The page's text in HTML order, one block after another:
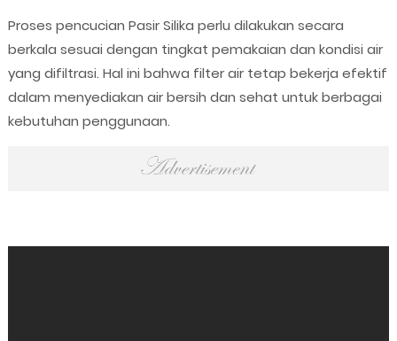
Proses pencucian Pasir Silika perlu dilakukan secara
berkala sesuai dengan tingkat pemakaian dan kondisi air
yang difiltrasi. Hal ini bahwa filter air tetap bekerja efektif
dalam menyediakan air bersih dan sehat untuk berbagai
kebutuhan penggunaan.